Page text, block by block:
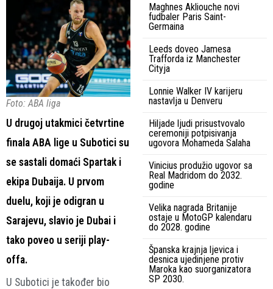
Foto: ABA liga
U drugoj utakmici četvrtine
finala ABA lige u Subotici su
se sastali domaći Spartak i
ekipa Dubaija. U prvom
duelu, koji je odigran u
Sarajevu, slavio je Dubai i
tako poveo u seriji play-
offa.
U Subotici je također bio
Maghnes Akliouche novi
fudbaler Paris Saint-
Germaina
Leeds doveo Jamesa
Trafforda iz Manchester
Cityja
Lonnie Walker IV karijeru
nastavlja u Denveru
Hiljade ljudi prisustvovalo
ceremoniji potpisivanja
ugovora Mohameda Salaha
Vinicius produžio ugovor sa
Real Madridom do 2032.
godine
Velika nagrada Britanije
ostaje u MotoGP kalendaru
do 2028. godine
Španska krajnja ljevica i
desnica ujedinjene protiv
Maroka kao suorganizatora
SP 2030.